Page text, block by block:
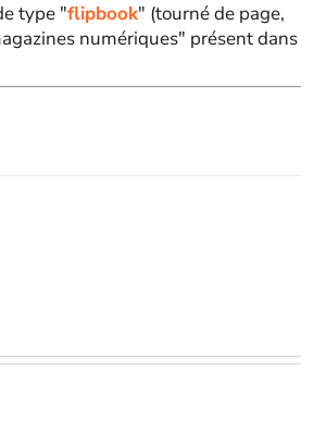
type "flipbook" (tourné de page,
numériques" présent dans